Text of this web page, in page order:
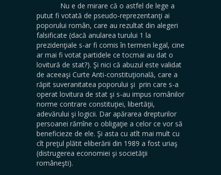
Nu e de mirare că o astfel de lege a
putut fi votată de pseudo-reprezentanţi ai
poporului român, care au rezultat din alegeri
falsificate (dacă anularea turului 1 la
prezidenţiale s-ar fi comis în termen legal, cine
ar mai fi votat partidele ce tocmai au dat o
lovitură de stat?). Şi nici că abuzul este validat
de aceeaşi Curte Anti-constituţională, care a
răpit suveranitatea poporului şi prin care s-a
operat lovitura de stat şi s-au impus românilor
norme contrare constituţiei, libertăţii,
adevărului şi logicii. Dar apărarea drepturilor
persoanei rămîne o obligaţie a celor ce vor să
beneficieze de ele. Şi asta cu atît mai mult cu
cît preţul plătit eliberării din 1989 a fost uriaş
(distrugerea economiei şi societăţii
româneşti).